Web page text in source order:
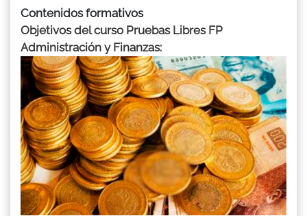
Contenidos formativos
Objetivos del curso Pruebas Libres FP
Administración y Finanzas: